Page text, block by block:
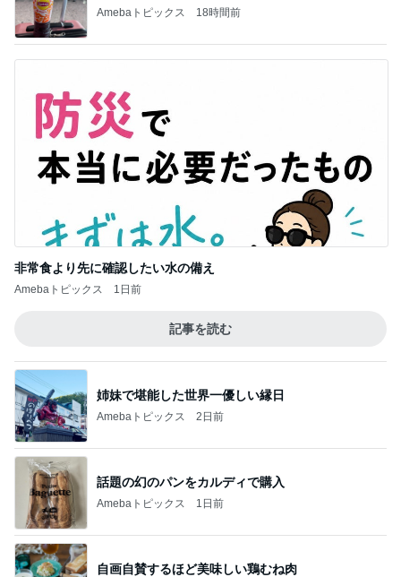
Amebaトピックス 18時間前
非常食より先に確認したい水の備え
Amebaトピックス 1日前
記事を読む
姉妹で堪能した世界一優しい縁日
Amebaトピックス 2日前
話題の幻のパンをカルディで購入
Amebaトピックス 1日前
自画自賛するほど美味しい鶏むね肉